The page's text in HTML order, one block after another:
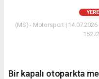
(MS) - Motorsport | 14.07.2026
Bir kapalı otoparkta